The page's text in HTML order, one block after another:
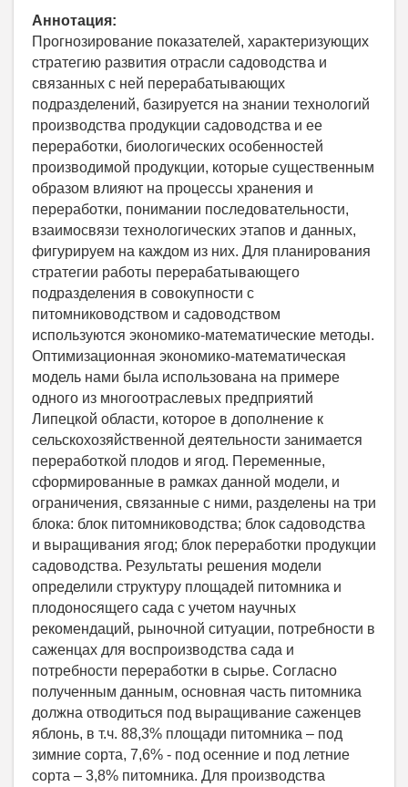
Аннотация:
Прогнозирование показателей, характеризующих
стратегию развития отрасли садоводства и
связанных с ней перерабатывающих
подразделений, базируется на знании технологий
производства продукции садоводства и ее
переработки, биологических особенностей
производимой продукции, которые существенным
образом влияют на процессы хранения и
переработки, понимании последовательности,
взаимосвязи технологических этапов и данных,
фигурируем на каждом из них. Для планирования
стратегии работы перерабатывающего
подразделения в совокупности с
питомниководством и садоводством
используются экономико-математические методы.
Оптимизационная экономико-математическая
модель нами была использована на примере
одного из многоотраслевых предприятий
Липецкой области, которое в дополнение к
сельскохозяйственной деятельности занимается
переработкой плодов и ягод. Переменные,
сформированные в рамках данной модели, и
ограничения, связанные с ними, разделены на три
блока: блок питомниководства; блок садоводства
и выращивания ягод; блок переработки продукции
садоводства. Результаты решения модели
определили структуру площадей питомника и
плодоносящего сада с учетом научных
рекомендаций, рыночной ситуации, потребности в
саженцах для воспроизводства сада и
потребности переработки в сырье. Согласно
полученным данным, основная часть питомника
должна отводиться под выращивание саженцев
яблонь, в т.ч. 88,3% площади питомника – под
зимние сорта, 7,6% - под осенние и под летние
сорта – 3,8% питомника. Для производства